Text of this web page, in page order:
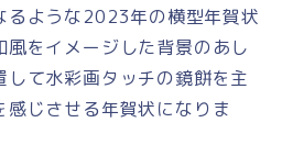
るような2023年の横型年賀状
をイメージした背景のあし
て水彩画タッチの鏡餅を主
じさせる年賀状になりま